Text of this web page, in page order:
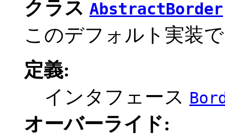
クラス AbstractBorder
このデフォルト実装
定義:
インタフェース
オーバーライド: